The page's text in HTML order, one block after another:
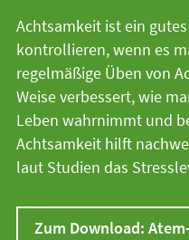
Achtsamkeit ist ein
kontrollieren, wenn es
regelmäßige Üben von
Weise verbessert, wie
Leben wahrnimmt und
Achtsamkeit hilft
laut Studien das
Zum Download: